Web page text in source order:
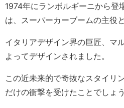
1974年にランボルギーニから登
は、スーパーカーブームの主役
イタリアデザイン界の巨匠、マ
よってデザインされました。
この近未来的で奇抜なスタイリ
だけの衝撃を受けたことでしょう